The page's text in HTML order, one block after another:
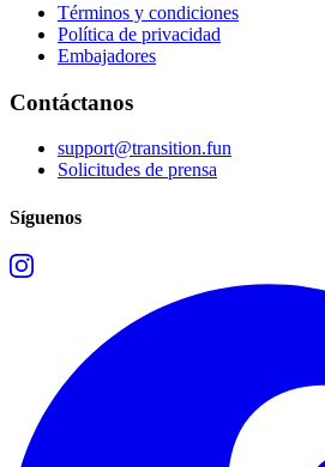
Términos y condiciones
Política de privacidad
Embajadores
Contáctanos
support@transition.fun
Solicitudes de prensa
Síguenos